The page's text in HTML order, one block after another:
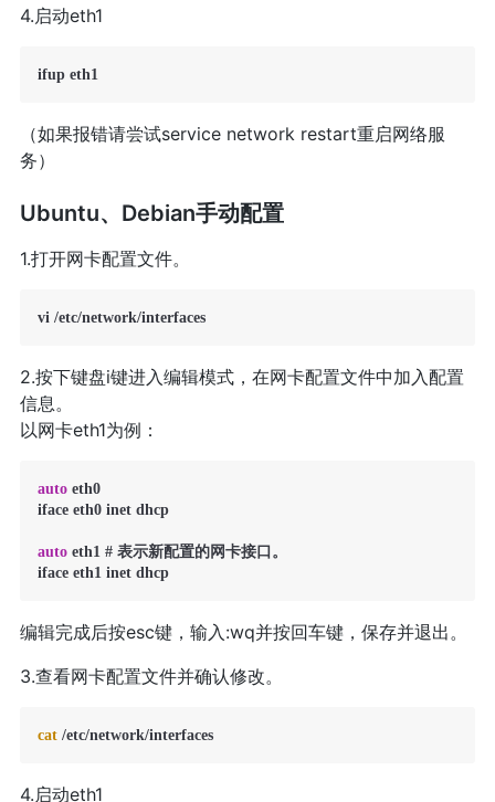
4.启动eth1
ifup eth1
（如果报错请尝试service network restart重启网络服
务）
Ubuntu、Debian手动配置
1.打开网卡配置文件。
vi /etc/network/interfaces
2.按下键盘i键进入编辑模式，在网卡配置文件中加入配置
信息。
以网卡eth1为例：
auto eth0
iface eth0 inet dhcp
auto eth1 # 表示新配置的网卡接口。
iface eth1 inet dhcp
编辑完成后按esc键，输入:wq并按回车键，保存并退出。
3.查看网卡配置文件并确认修改。
cat /etc/network/interfaces
4.启动eth1